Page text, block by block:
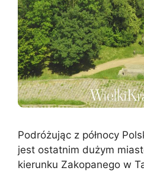
Podróżując z północy
jest ostatnim dużym
kierunku Zakopanego w